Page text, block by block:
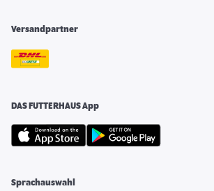
Versandpartner
DAS FUTTERHAUS App
Sprachauswahl